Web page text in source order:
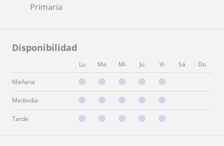
Primaria
Disponibilidad
Lu Ma Mi Ju Vi Sá Do
Mañana
Mediodía
Tarde